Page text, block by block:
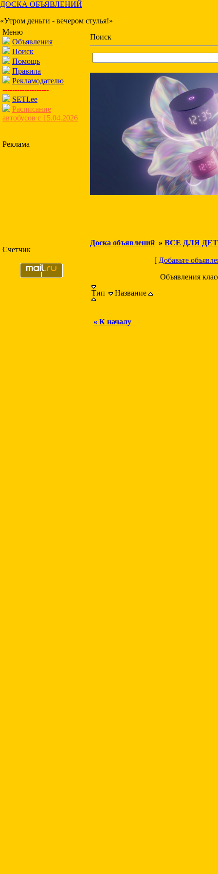
ДОСКА ОБЪЯВЛЕНИЙ
«Утром деньги - вечером стулья!»
Меню
Объявления
Поиск
Помощь
Правила
Рекламодателю
-------------------
SETI.ee
Расписание
автобусов с 15.04.2026
Реклама
Счетчик
Поиск
Доска объявлений » ВСЕ ДЛЯ
[ Добавьте
Объявления
Тип
Название
« К началу